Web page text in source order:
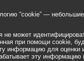
“cookie” —
может
при помощи cookie,
информацию для оценки
эту